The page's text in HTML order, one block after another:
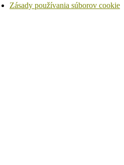
Zásady používania súborov cookie